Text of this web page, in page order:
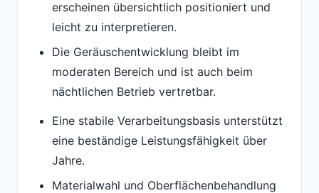
erscheinen übersichtlich positioniert und
leicht zu interpretieren.
Die Geräuschentwicklung bleibt im
moderaten Bereich und ist auch beim
nächtlichen Betrieb vertretbar.
Eine stabile Verarbeitungsbasis unterstützt
eine beständige Leistungsfähigkeit über
Jahre.
Materialwahl und Oberflächenbehandlung